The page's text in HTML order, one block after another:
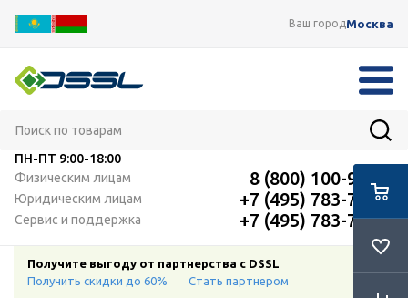
Ваш городМосква
ПН-ПТ 9:00-18:00
Физическим лицам
8 (800) 100-91-12
Юридическим лицам +7 (495) 783-72-87
Сервис и поддержка +7 (495) 783-72-87
Получите выгоду от партнерства с DSSL
Получить скидки до 60%
Стать партнером